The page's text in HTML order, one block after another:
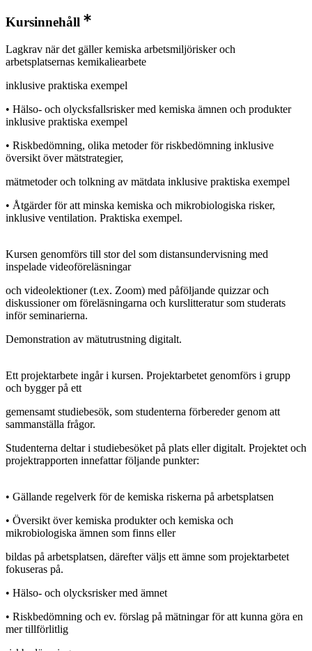
Kursinnehåll
Lagkrav när det gäller kemiska arbetsmiljörisker och
arbetsplatsernas kemikaliearbete
inklusive praktiska exempel
• Hälso- och olycksfallsrisker med kemiska ämnen och produkter
inklusive praktiska exempel
• Riskbedömning, olika metoder för riskbedömning inklusive
översikt över mätstrategier,
mätmetoder och tolkning av mätdata inklusive praktiska exempel
• Åtgärder för att minska kemiska och mikrobiologiska risker,
inklusive ventilation. Praktiska exempel.
Kursen genomförs till stor del som distansundervisning med
inspelade videoföreläsningar
och videolektioner (t.ex. Zoom) med påföljande quizzar och
diskussioner om föreläsningarna och kurslitteratur som studerats
inför seminarierna.
Demonstration av mätutrustning digitalt.
Ett projektarbete ingår i kursen. Projektarbetet genomförs i grupp
och bygger på ett
gemensamt studiebesök, som studenterna förbereder genom att
sammanställa frågor.
Studenterna deltar i studiebesöket på plats eller digitalt. Projektet och
projektrapporten innefattar följande punkter:
• Gällande regelverk för de kemiska riskerna på arbetsplatsen
• Översikt över kemiska produkter och kemiska och
mikrobiologiska ämnen som finns eller
bildas på arbetsplatsen, därefter väljs ett ämne som projektarbetet
fokuseras på.
• Hälso- och olycksrisker med ämnet
• Riskbedömning och ev. förslag på mätningar för att kunna göra en
mer tillförlitlig